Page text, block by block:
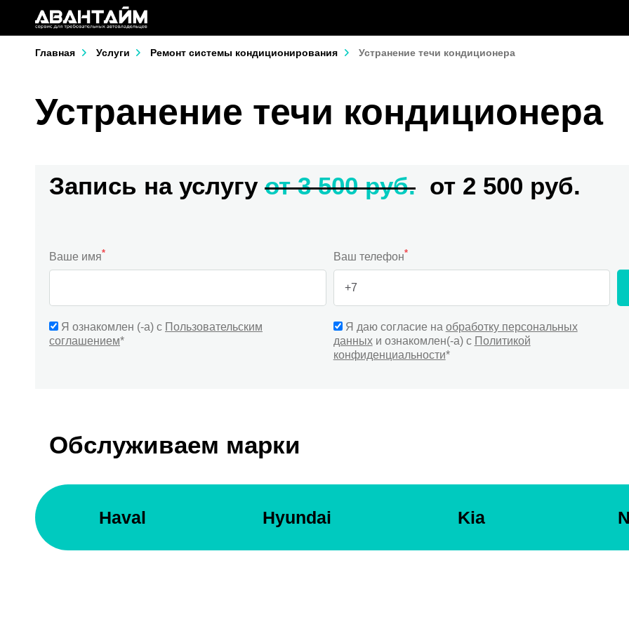
Главная Услуги Ремонт системы кондиционирования Устранение течи кондиционера
Устранение течи кондиционера
Запись на услугу от 3 500 руб. от 2 500 руб.
Ваше имя* Ваш телефон*
Я ознакомлен (-а) с Пользовательским
соглашением*
Я даю согласие на обработку персональных
данныхи ознакомлен(-а) с Политикой
конфиденциальности*
Обслуживаем марки
Haval Hyundai Kia